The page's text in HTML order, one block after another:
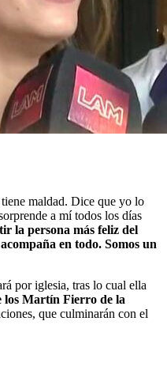
maldad. Dice que yo lo
a mí todos los días
la persona más feliz del
en todo. Somos un
por iglesia, tras lo cual ella
los Martín Fierro de la
que culminarán con el